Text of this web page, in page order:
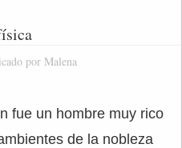
por Malena
fue un hombre muy rico
de la nobleza